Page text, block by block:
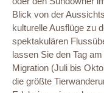
Blick von der
kulturelle Ausflüge zu
spektakulären
lassen Sie den Tag
Migration (Juli bis
die größte